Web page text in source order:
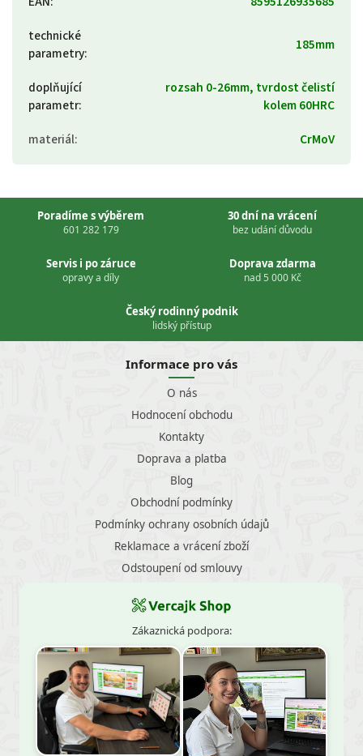
technické
parametry: 185mm
doplňující
parametr:
rozsah 0-26mm, tvrdost čelistí
kolem 60HRC
materiál: CrMoV
Poradíme s výběrem
601 282 179
30 dní na vrácení
bez udání důvodu
Servis i po záruce
opravy a díly
Doprava zdarma
nad 5 000 Kč
Český rodinný podnik
lidský přístup
Informace pro vás
O nás
Hodnocení obchodu
Kontakty
Doprava a platba
Blog
Obchodní podmínky
Podmínky ochrany osobních údajů
Reklamace a vrácení zboží
Odstoupení od smlouvy
Zákaznická podpora: